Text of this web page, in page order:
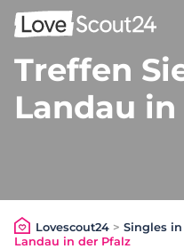
Treffen
Landau
Lovescout24> Singles
Landau in der Pfalz